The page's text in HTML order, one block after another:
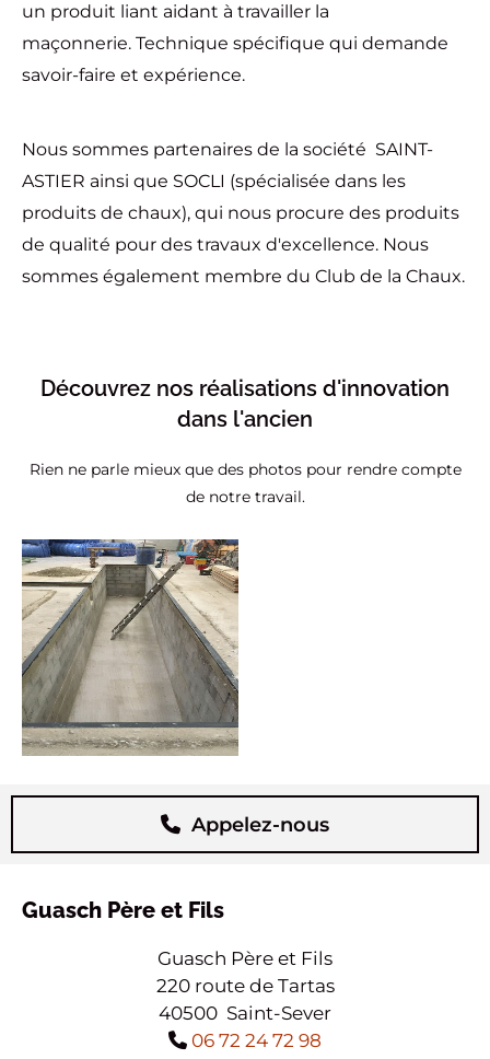
un produit liant aidant à travailler la
maçonnerie. Technique spécifique qui demande
savoir-faire et expérience.
Nous sommes partenaires de la société SAINT-
ASTIER ainsi que SOCLI (spécialisée dans les
produits de chaux), qui nous procure des produits
de qualité pour des travaux d'excellence. Nous
sommes également membre du Club de la Chaux.
Découvrez nos réalisations d'innovation
dans l'ancien
Rien ne parle mieux que des photos pour rendre compte
de notre travail.
Appelez-nous
Guasch Père et Fils
Guasch Père et Fils
220 route de Tartas
40500 Saint-Sever
 06 72 24 72 98